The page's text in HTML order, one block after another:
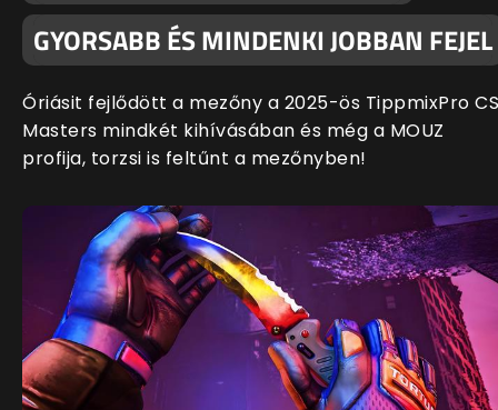
GYORSABB ÉS MINDENKI JOBBAN FEJEL
Óriásit fejlődött a mezőny a 2025-ös TippmixPro
Masters mindkét kihívásában és még a MOUZ
profija, torzsi is feltűnt a mezőnyben!